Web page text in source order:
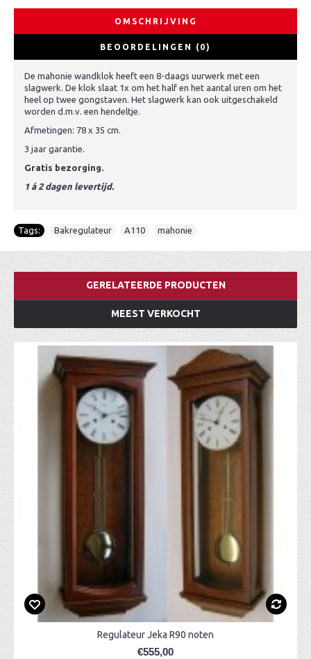
OMSCHRIJVING
BEOORDELINGEN (0)
De mahonie wandklok heeft een 8-daags uurwerk met een
slagwerk. De klok slaat 1x om het half en het aantal uren om het
heel op twee gongstaven. Het slagwerk kan ook uitgeschakeld
worden d.m.v. een hendeltje.
Afmetingen: 78 x 35 cm.
3 jaar garantie.
Gratis bezorging.
1 á 2 dagen levertijd.
Tags: Bakregulateur A110 mahonie
GERELATEERDE PRODUCTEN
MEEST VERKOCHT
Regulateur Jeka R90 noten
€555,00